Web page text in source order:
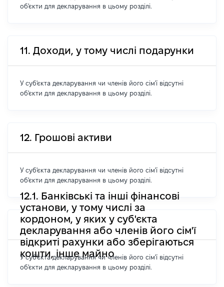
об'єкти для декларування в цьому розділі.
11. Доходи, у тому числі подарунки
У суб'єкта декларування чи членів його сім'ї відсутні
об'єкти для декларування в цьому розділі.
12. Грошові активи
У суб'єкта декларування чи членів його сім'ї відсутні
об'єкти для декларування в цьому розділі.
12.1. Банківські та інші фінансові
установи, у тому числі за
кордоном, у яких у суб'єкта
декларування або членів його сім'ї
відкриті рахунки або зберігаються
кошти, інше майно
У суб'єкта декларування чи членів його сім'ї відсутні
об'єкти для декларування в цьому розділі.